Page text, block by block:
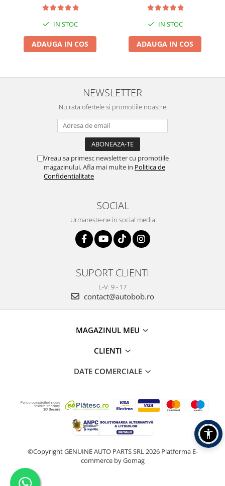
IN STOC
ADAUGA IN COS
IN STOC
ADAUGA IN COS
NEWSLETTER
Nu rata ofertele si promotiile noastre
Vreau sa primesc newsletter cu promotiile
magazinului. Afla mai multe in Politica de
Confidentialitate
SOCIAL
Urmareste-ne in social media
SUPORT CLIENTI
L-V: 9 - 17
contact@autobob.ro
MAGAZINUL MEU
CLIENTI
DATE COMERCIALE
©Copyright GENUINE AUTO PARTS SRL 2026 Platforma E-
commerce by Gomag